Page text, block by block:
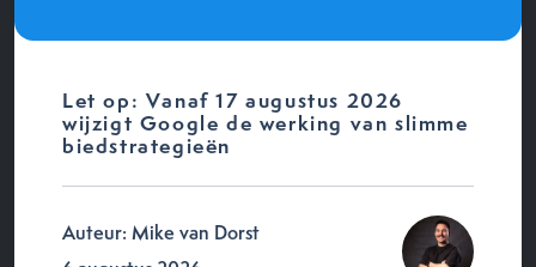
Let op: Vanaf 17 augustus 2026
wijzigt Google de werking van slimme
biedstrategieën
Auteur: Mike van Dorst